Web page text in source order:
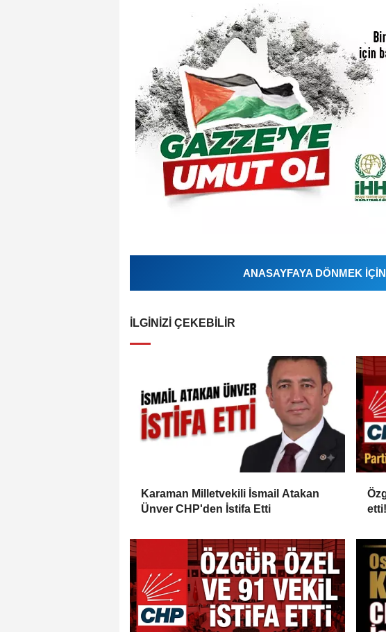
ANASAYFAYA DÖNMEK
İLGINIZI ÇEKEBILIR
Karaman Milletvekili İsmail Atakan
Ünver CHP'den İstifa Etti